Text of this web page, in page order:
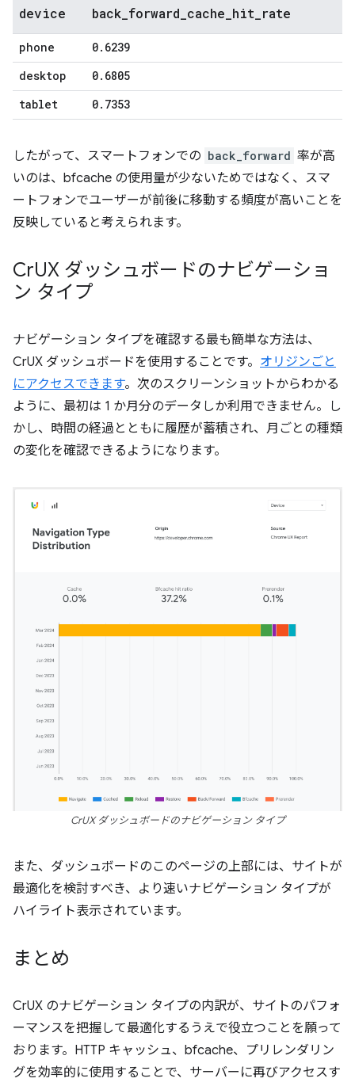
device back forward cache hit rate
phone 0. 6239
desktop
0. 6805
tablet
0. 7353
したがって、スマートフォンでの back_forward 率が高
いのは、bfcache の使用量が少ないためではなく、スマ
ートフォンでユーザーが前後に移動する頻度が高いことを
反映していると考えられます。
CrUX ダッシュボードのナビゲーショ
ン タイプ
ナビゲーション タイプを確認する最も簡単な方法は、
CrUX ダッシュボードを使用することです。 オリジンごと
にアクセスできます。次のスクリーンショットからわかる
ように、最初は 1 か月分のデータしか利用できません。し
かし、時間の経過とともに履歴が蓄積され、月ごとの種類
の変化を確認できるようになります。
CrUX ダッシュボードのナビゲーション タイプ
また、ダッシュボードのこのページの上部には、サイトが
最適化を検討すべき、より速いナビゲーション タイプが
ハイライト表示されています。
まとめ
CrUX のナビゲーション タイプの内訳が、サイトのパフォ
ーマンスを把握して最適化するうえで役立つことを願って
おります。HTTP キャッシュ、bfcache、プリレンダリン
グを効率的に使用することで、サーバーに再びアクセスす